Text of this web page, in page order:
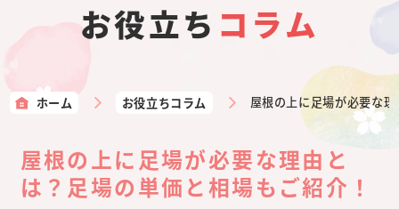
お役立ち コラム
ホーム お役立ちコラム 屋根の上に足場が必要な
屋根の上に足場が必要な理由と
は？足場の単価と相場もご紹介！